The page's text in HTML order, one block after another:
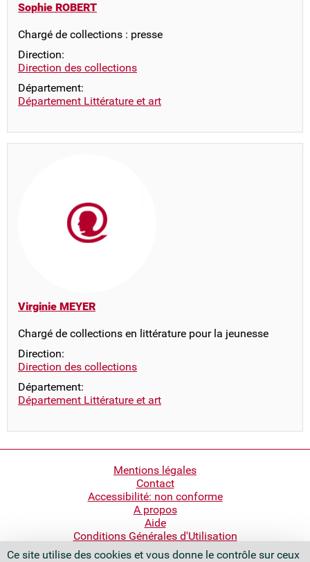
Ce site utilise des cookies et vous donne le contrôle sur ceux
Sophie ROBERT
Chargé de collections : presse
Direction:
Direction des collections
Département:
Département Littérature et art
Virginie MEYER
Chargé de collections en littérature pour la jeunesse
Direction:
Direction des collections
Département:
Département Littérature et art
Mentions légales
Contact
Accessibilité: non conforme
A propos
Aide
Conditions Générales d'Utilisation
Bibliothèque nationale de France